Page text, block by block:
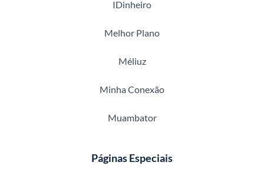
IDinheiro
Melhor Plano
Méliuz
Minha Conexão
Muambator
Páginas Especiais